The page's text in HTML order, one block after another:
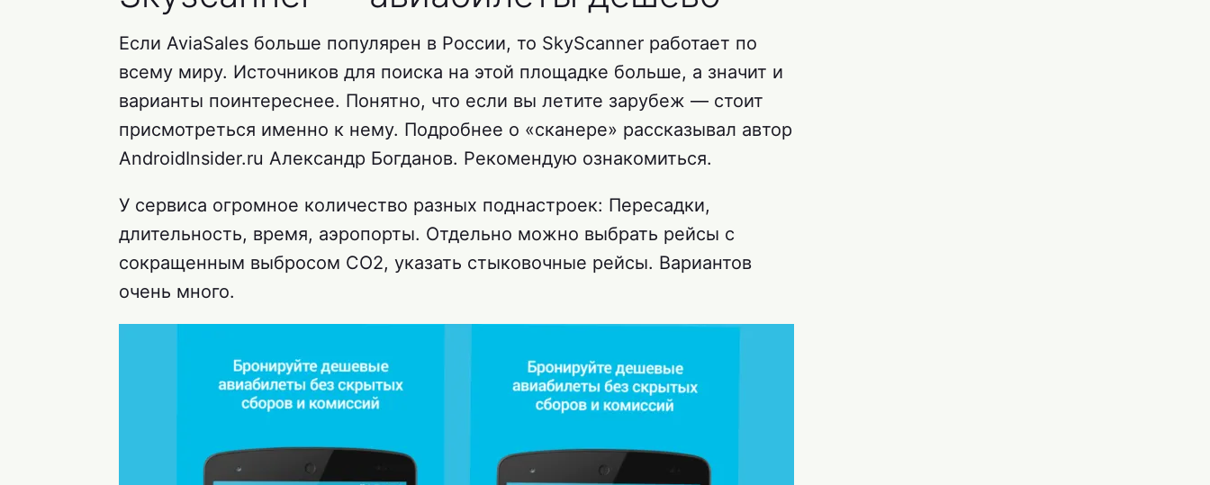
Если AviaSales больше популярен в России, то SkyScanner работает по
всему миру. Источников для поиска на этой площадке больше, а значит и
варианты поинтереснее. Понятно, что если вы летите зарубеж — стоит
присмотреться именно к нему. Подробнее о «сканере» рассказывал автор
AndroidInsider.ru Александр Богданов. Рекомендую ознакомиться.
У сервиса огромное количество разных поднастроек: Пересадки,
длительность, время, аэропорты. Отдельно можно выбрать рейсы с
сокращенным выбросом CO2, указать стыковочные рейсы. Вариантов
очень много.